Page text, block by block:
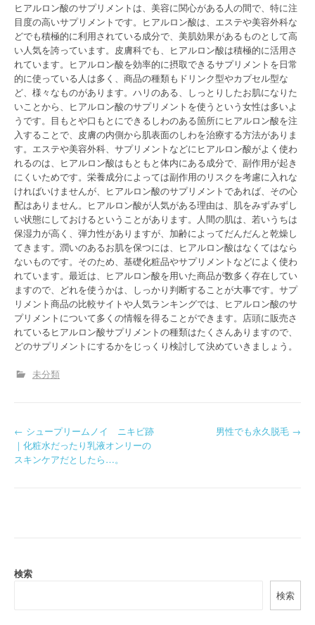
ヒアルロン酸のサプリメントは、美容に関心がある人の間で、特に注
目度の高いサプリメントです。ヒアルロン酸は、エステや美容外科な
どでも積極的に利用されている成分で、美肌効果があるものとして高
い人気を誇っています。皮膚科でも、ヒアルロン酸は積極的に活用さ
れています。ヒアルロン酸を効率的に摂取できるサプリメントを日常
的に使っている人は多く、商品の種類もドリンク型やカプセル型な
ど、様々なものがあります。ハリのある、しっとりしたお肌になりた
いことから、ヒアルロン酸のサプリメントを使うという女性は多いよ
うです。目もとや口もとにできるしわのある箇所にヒアルロン酸を注
入することで、皮膚の内側から肌表面のしわを治療する方法がありま
す。エステや美容外科、サプリメントなどにヒアルロン酸がよく使わ
れるのは、ヒアルロン酸はもともと体内にある成分で、副作用が起き
にくいためです。栄養成分によっては副作用のリスクを考慮に入れな
ければいけませんが、ヒアルロン酸のサプリメントであれば、その心
配はありません。ヒアルロン酸が人気がある理由は、肌をみずみずし
い状態にしておけるということがあります。人間の肌は、若いうちは
保湿力が高く、弾力性がありますが、加齢によってだんだんと乾燥し
てきます。潤いのあるお肌を保つには、ヒアルロン酸はなくてはなら
ないものです。そのため、基礎化粧品やサプリメントなどによく使わ
れています。最近は、ヒアルロン酸を用いた商品が数多く存在してい
ますので、どれを使うかは、しっかり判断することが大事です。サプ
リメント商品の比較サイトや人気ランキングでは、ヒアルロン酸のサ
プリメントについて多くの情報を得ることができます。店頭に販売さ
れているヒアルロン酸サプリメントの種類はたくさんありますので、
どのサプリメントにするかをじっくり検討して決めていきましょう。
未分類
P
o
a
← シュープリームノイ ニキビ跡
｜化粧水だったり乳液オンリーの
スキンケアだとしたら…。
男性でも永久脱毛 →
検索
検索